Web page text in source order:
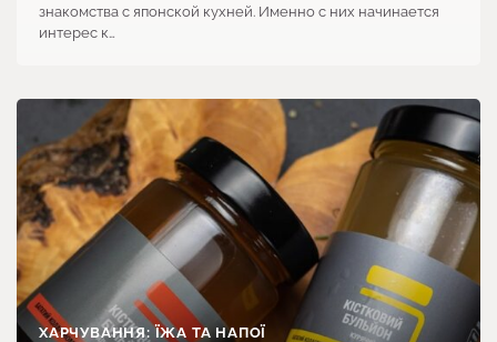
знакомства с японской кухней. Именно с них начинается
интерес к…
ХАРЧУВАННЯ: ЇЖА ТА НАПОЇ